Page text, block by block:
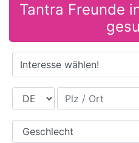
Tantra Freunde
Interesse wählen!
Land Plz / Ort
Geschlecht